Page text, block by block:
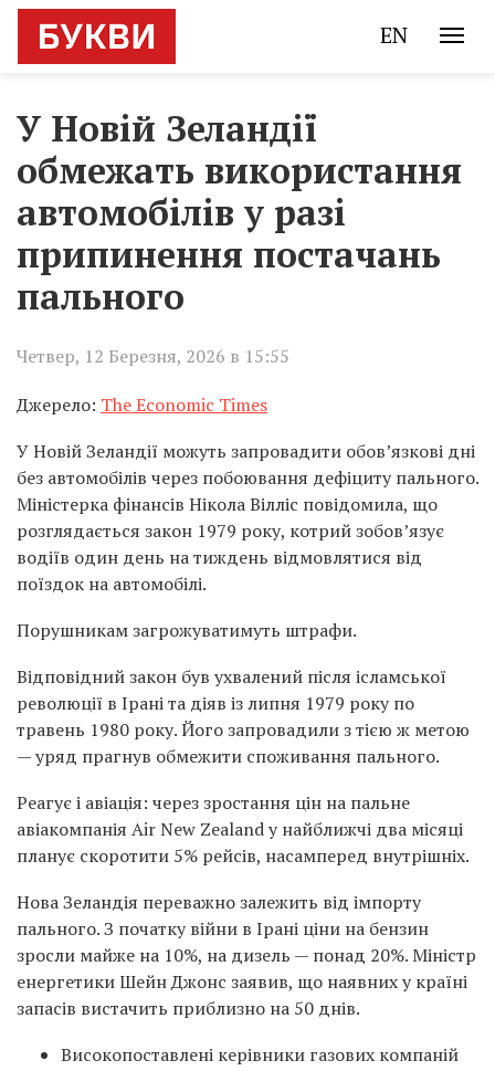
EN
У Новій Зеландії
обмежать використання
автомобілів у разі
припинення постачань
пального
Четвер, 12 Березня, 2026 в 15:55
Джерело: The Economic Times
У Новій Зеландії можуть запровадити обов’язкові дні
без автомобілів через побоювання дефіциту пального.
Міністерка фінансів Нікола Вілліс повідомила, що
розглядається закон 1979 року, котрий зобов’язує
водіїв один день на тиждень відмовлятися від
поїздок на автомобілі.
Порушникам загрожуватимуть штрафи.
Відповідний закон був ухвалений після ісламської
революції в Ірані та діяв із липня 1979 року по
травень 1980 року. Його запровадили з тією ж метою
— уряд прагнув обмежити споживання пального.
Реагує і авіація: через зростання цін на пальне
авіакомпанія Air New Zealand у найближчі два місяці
планує скоротити 5% рейсів, насамперед внутрішніх.
Нова Зеландія переважно залежить від імпорту
пального. З початку війни в Ірані ціни на бензин
зросли майже на 10%, на дизель — понад 20%. Міністр
енергетики Шейн Джонс заявив, що наявних у країні
запасів вистачить приблизно на 50 днів.
Високопоставлені керівники газових компаній